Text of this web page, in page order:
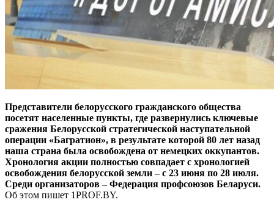
Представители белорусского гражданского общества
посетят населенные пункты, где развернулись ключевые
сражения Белорусской стратегической наступательной
операции «Багратион», в результате которой 80 лет назад
наша страна была освобождена от немецких оккупантов.
Хронология акции полностью совпадает с хронологией
освобождения белорусской земли – с 23 июня по 28 июля.
Среди организаторов – Федерация профсоюзов Беларуси.
Об этом пишет 1PROF.BY.